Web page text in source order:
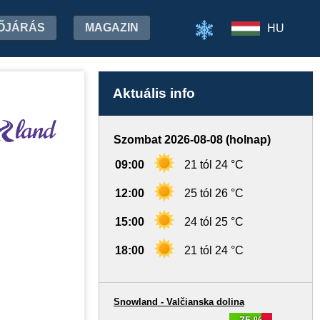
MAGAZIN HU
Aktuális info
Szombat 2026-08-08 (holnap)
09:00 21 tól 24 °C
12:00 25 tól 26 °C
15:00 24 tól 25 °C
18:00 21 tól 24 °C
Snowland - Valčianska dolina